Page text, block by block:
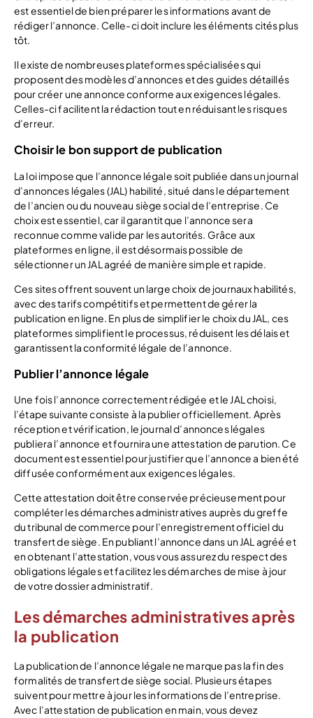
est essentiel de bien préparer les informations avant de
rédiger l’annonce. Celle-ci doit inclure les éléments cités plus
tôt.
Il existe de nombreuses plateformes spécialisées qui
proposent des modèles d’annonces et des guides détaillés
pour créer une annonce conforme aux exigences légales.
Celles-ci facilitent la rédaction tout en réduisant les risques
d’erreur.
Choisir le bon support de publication
La loi impose que l’annonce légale soit publiée dans un journal
d’annonces légales (JAL) habilité, situé dans le département
de l’ancien ou du nouveau siège social de l’entreprise. Ce
choix est essentiel, car il garantit que l’annonce sera
reconnue comme valide par les autorités. Grâce aux
plateformes en ligne, il est désormais possible de
sélectionner un JAL agréé de manière simple et rapide.
Ces sites offrent souvent un large choix de journaux habilités,
avec des tarifs compétitifs et permettent de gérer la
publication en ligne. En plus de simplifier le choix du JAL, ces
plateformes simplifient le processus, réduisent les délais et
garantissent la conformité légale de l’annonce.
Publier l’annonce légale
Une fois l’annonce correctement rédigée et le JAL choisi,
l’étape suivante consiste à la publier officiellement. Après
réception et vérification, le journal d’annonces légales
publiera l’annonce et fournira une attestation de parution. Ce
document est essentiel pour justifier que l’annonce a bien été
diffusée conformément aux exigences légales.
Cette attestation doit être conservée précieusement pour
compléter les démarches administratives auprès du greffe
du tribunal de commerce pour l’enregistrement officiel du
transfert de siège. En publiant l’annonce dans un JAL agréé et
en obtenant l’attestation, vous vous assurez du respect des
obligations légales et facilitez les démarches de mise à jour
de votre dossier administratif.
Les démarches administratives après
la publication
La publication de l’annonce légale ne marque pas la fin des
formalités de transfert de siège social. Plusieurs étapes
suivent pour mettre à jour les informations de l’entreprise.
Avec l’attestation de publication en main, vous devez